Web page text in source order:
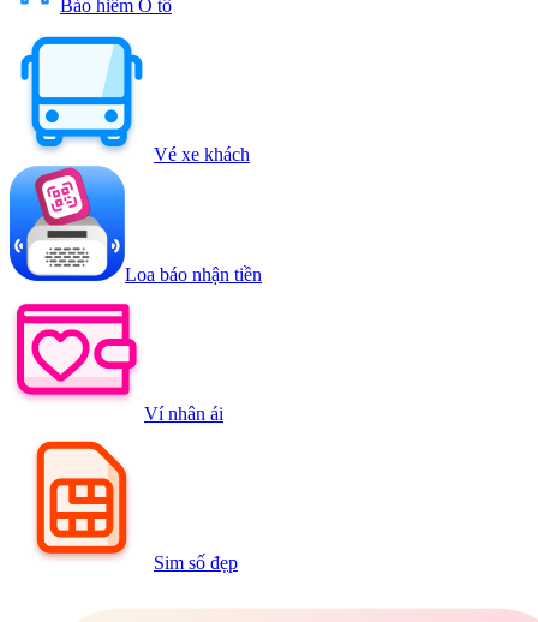
Bảo hiểm Ô tô
Vé xe khách
Loa báo nhận tiền
Ví nhân ái
Sim số đẹp